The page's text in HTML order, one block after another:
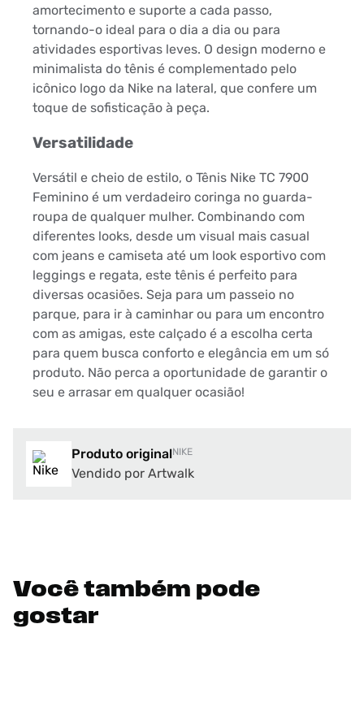
amortecimento e suporte a cada passo,
tornando-o ideal para o dia a dia ou para
atividades esportivas leves. O design moderno e
minimalista do tênis é complementado pelo
icônico logo da Nike na lateral, que confere um
toque de sofisticação à peça.
Versatilidade
Versátil e cheio de estilo, o Tênis Nike TC 7900
Feminino é um verdadeiro coringa no guarda-
roupa de qualquer mulher. Combinando com
diferentes looks, desde um visual mais casual
com jeans e camiseta até um look esportivo com
leggings e regata, este tênis é perfeito para
diversas ocasiões. Seja para um passeio no
parque, para ir à caminhar ou para um encontro
com as amigas, este calçado é a escolha certa
para quem busca conforto e elegância em um só
produto. Não perca a oportunidade de garantir o
seu e arrasar em qualquer ocasião!
Produto originalNIKE
Vendido por Artwalk
Você também pode
gostar